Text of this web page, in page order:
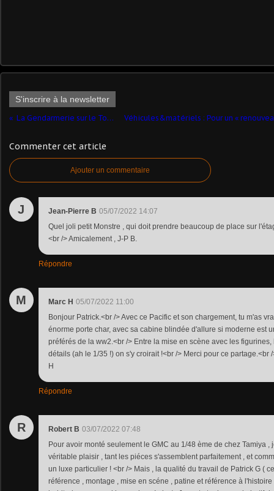
S'inscrire à la newsletter
La Gendarmerie sur le Tour de France 2022
Commenter cet article
Ajouter un commentaire
J Jean-Pierre B 05/07/2022 14:07
Quel joli petit Monstre , qui doit prendre beaucoup de place sur
<br /> Amicalement , J-P B.
Répondre
M Marc H 05/07/2022 11:00
Bonjour Patrick.<br /> Avec ce Pacific et son chargement, tu m'as
énorme porte char, avec sa cabine blindée d'allure si moderne est
préférés de la ww2.<br /> Entre la mise en scène avec les
détails (ah le 1/35 !) on s'y croirait !<br /> Merci pour ce partage.<br
H
Répondre
R Robert B 03/07/2022 07:48
Pour avoir monté seulement le GMC au 1/48 ème de chez Tamiya ,
véritable plaisir , tant les piéces s'assemblent parfaitement , et
un luxe particulier ! <br /> Mais , la qualité du travail de Patrick G (
référence , montage , mise en scéne , patine et référence à l'histoire